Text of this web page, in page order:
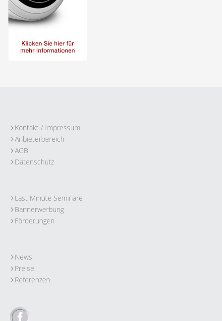
Kontakt / Impressum
Anbieterbereich
AGB
Datenschutz
Last Minute Seminare
Bannerwerbung
Förderungen
News
Preise
Referenzen